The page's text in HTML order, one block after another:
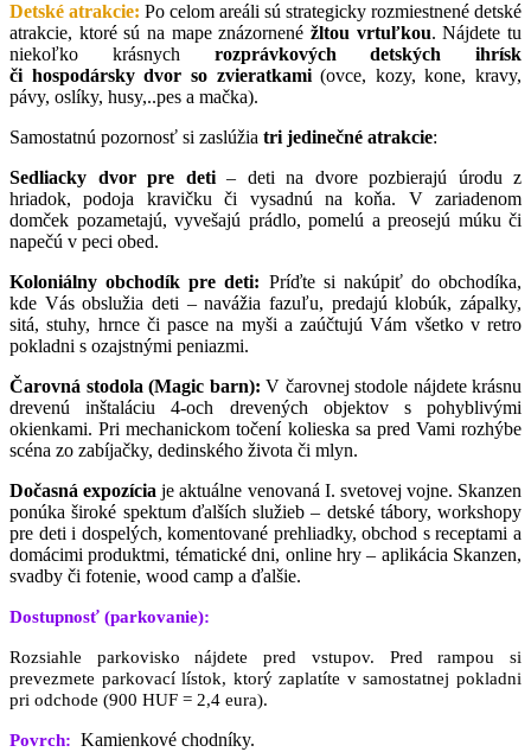
Detské atrakcie: Po celom areáli sú strategicky rozmiestnené detské
atrakcie, ktoré sú na mape znázornené žltou vrtuľkou. Nájdete tu
niekoľko krásnych rozprávkových detských ihrísk
či hospodársky dvor so zvieratkami(ovce, kozy, kone, kravy,
pávy, oslíky, husy,..pes a mačka).
Samostatnú pozornosť si zaslúžia tri jedinečné atrakcie:
Sedliacky dvor pre deti– deti na dvore pozbierajú úrodu z
hriadok, podoja kravičku či vysadnú na koňa. V zariadenom
domček pozametajú, vyvešajú prádlo, pomelú a preosejú múku či
napečú v peci obed.
Koloniálny obchodík pre deti: Príďte si nakúpiť do obchodíka,
kde Vás obslužia deti – navážia fazuľu, predajú klobúk, zápalky,
sitá, stuhy, hrnce či pasce na myši a zaúčtujú Vám všetko v retro
pokladni s ozajstnými peniazmi.
Čarovná stodola (Magic barn): V čarovnej stodole nájdete krásnu
drevenú inštaláciu 4-och drevených objektov s pohyblivými
okienkami. Pri mechanickom točení kolieska sa pred Vami rozhýbe
scéna zo zabíjačky, dedinského života či mlyn.
Dočasná expozícia je aktuálne venovaná I. svetovej vojne. Skanzen
ponúka široké spektum ďalších služieb – detské tábory, workshopy
pre deti i dospelých, komentované prehliadky, obchod s receptami a
domácimi produktmi, tématické dni, online hry – aplikácia Skanzen,
svadby či fotenie, wood camp a ďalšie.
Dostupnosť (parkovanie):
Rozsiahle parkovisko nájdete pred vstupov. Pred rampou si
prevezmete parkovací lístok, ktorý zaplatíte v samostatnej pokladni
pri odchode (900 HUF = 2,4 eura).
Povrch: Kamienkové chodníky.